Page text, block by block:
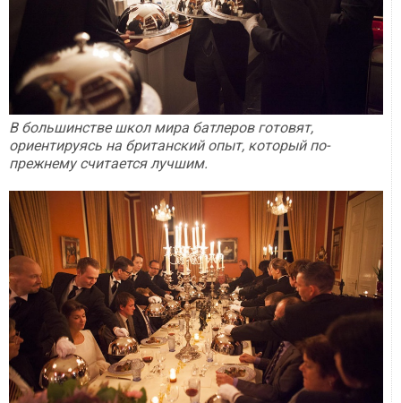
В большинстве школ мира батлеров готовят,
ориентируясь на британский опыт, который по-
прежнему считается лучшим.